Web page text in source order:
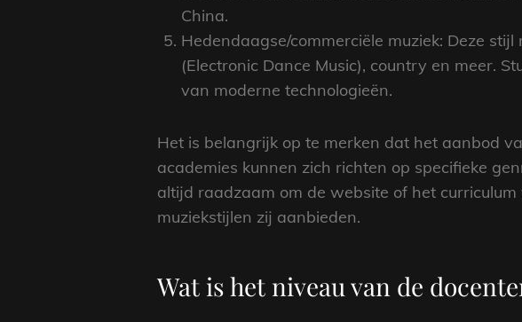
China.
Hedendaagse/commerciële muziek: Deze
(Electronic Dance Music), country en meer.
van moderne technologieën.
Het is belangrijk op te merken dat het aanbod
academies kunnen zich richten op specifieke
altijd raadzaam om de website of het
muziekstijlen zij aanbieden.
Wat is het niveau van de